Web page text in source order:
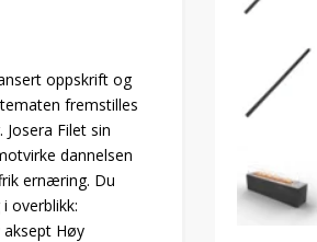
oppskrift og
fremstilles
Filet sin
dannelsen
ernæring. Du
overblikk:
Høy